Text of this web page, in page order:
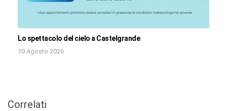
Lo spettacolo del cielo a Castelgrande
10 Agosto 2026
Correlati